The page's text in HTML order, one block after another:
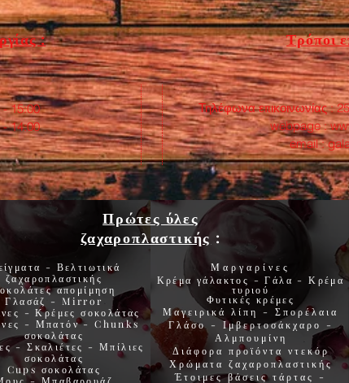
: Τρόποι
Τηλέφωνα επικοινωνίας :
webpage :
email :
- Βελτιωτικά
ζαχαροπλαστικής
απομίμηση
Γλασάζ - Mirror
- Κρέμες σοκολάτας
- Μπατόν-Chunks
σοκολάτας
-Σκαλιέτες -Μπίλιες
σοκολάτας
Cups σοκολάτας
Μαργαρίνες
Κρέμα γάλακτος - Γάλα - Κρέμα
τυριού
Φυτικές κρέμες
Μαγειρικά λίπη - Σπορέλαια
Γλάσο -Ιμβερτοσάκχαρο -
Αλμπουμίνη
Διάφορα προϊόντα ντεκόρ
Χρώματα ζαχαροπλαστικής
Έτοιμες βάσεις τάρτας
-
Πρώτες ύλες
ζαχαροπλαστικής :